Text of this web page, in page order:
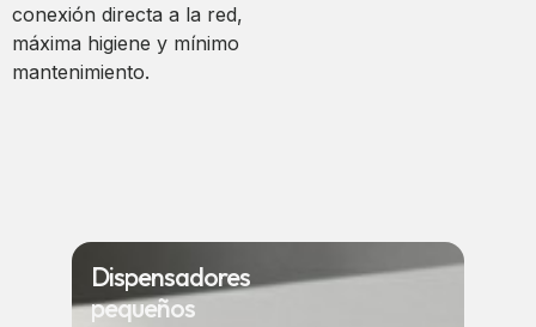
conexión directa a la red,
máxima higiene y mínimo
mantenimiento.
Dispensadores
pequeños